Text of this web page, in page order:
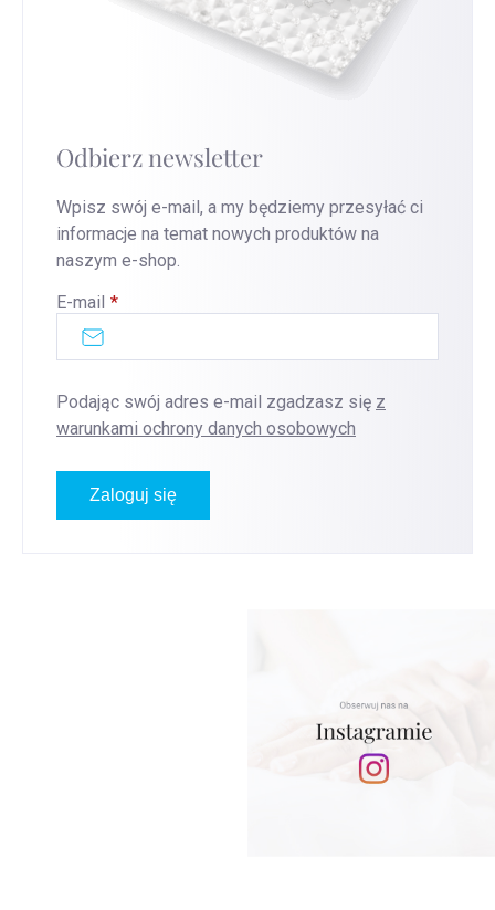
Odbierz newsletter
Wpisz swój e-mail, a my będziemy przesyłać ci
informacje na temat nowych produktów na
naszym e-shop.
E-mail
Podając swój adres e-mail zgadzasz się z
warunkami ochrony danych osobowych
Zaloguj się